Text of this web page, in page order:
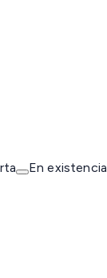
En existencia